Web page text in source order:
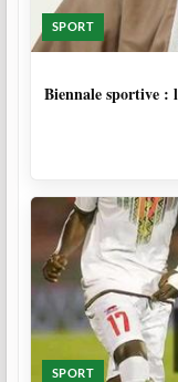
SPORT
Biennale sportive :
SPORT